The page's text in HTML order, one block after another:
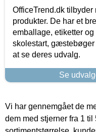
OfficeTrend.dk
produkter. De har et
emballage, etiketter
skolestart, gæstebøger
at se deres udvalg.
Se
Vi har gennemgået de
dem med stjerner fra 1